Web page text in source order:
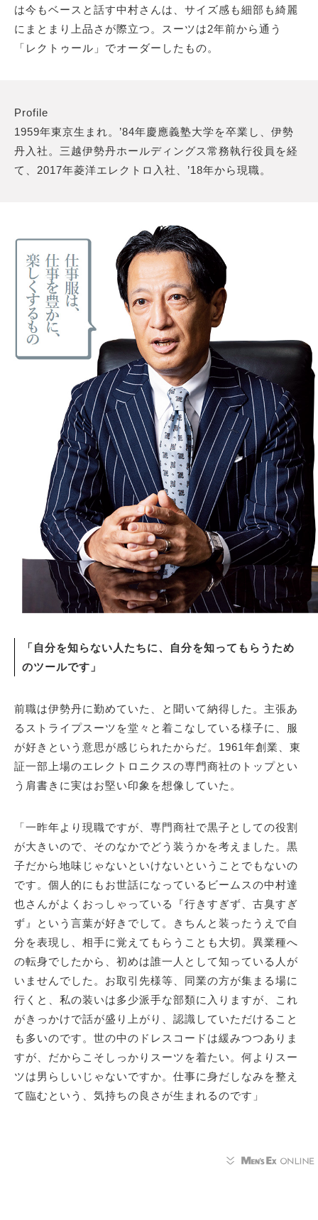
は今もベースと話す中村さんは、サイズ感も細部も綺麗
にまとまり上品さが際立つ。スーツは2年前から通う
「レクトゥール」でオーダーしたもの。
Profile
1959年東京生まれ。’84年慶應義塾大学を卒業し、伊勢
丹入社。三越伊勢丹ホールディングス常務執行役員を経
て、2017年菱洋エレクトロ入社、’18年から現職。
「自分を知らない人たちに、自分を知ってもらうため
のツールです」
前職は伊勢丹に勤めていた、と聞いて納得した。主張あ
るストライプスーツを堂々と着こなしている様子に、服
が好きという意思が感じられたからだ。1961年創業、東
証一部上場のエレクトロニクスの専門商社のトップとい
う肩書きに実はお堅い印象を想像していた。
「一昨年より現職ですが、専門商社で黒子としての役割
が大きいので、そのなかでどう装うかを考えました。黒
子だから地味じゃないといけないということでもないの
です。個人的にもお世話になっているビームスの中村達
也さんがよくおっしゃっている『行きすぎず、古臭すぎ
ず』という言葉が好きでして。きちんと装ったうえで自
分を表現し、相手に覚えてもらうことも大切。異業種へ
の転身でしたから、初めは誰一人として知っている人が
いませんでした。お取引先様等、同業の方が集まる場に
行くと、私の装いは多少派手な部類に入りますが、これ
がきっかけで話が盛り上がり、認識していただけること
も多いのです。世の中のドレスコードは緩みつつありま
すが、だからこそしっかりスーツを着たい。何よりスー
ツは男らしいじゃないですか。仕事に身だしなみを整え
て臨むという、気持ちの良さが生まれるのです」